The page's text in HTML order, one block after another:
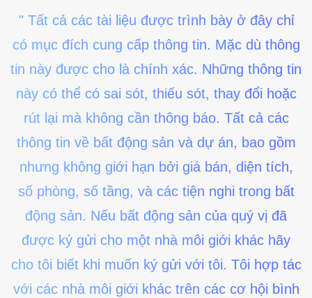
" Tất cả các tài liệu được trình bày ở đây chỉ
có mục đích cung cấp thông tin. Mặc dù thông
tin này được cho là chính xác. Những thông tin
này có thể có sai sót, thiếu sót, thay đổi hoặc
rút lại mà không cần thông báo. Tất cả các
thông tin về bất động sản và dự án, bao gồm
nhưng không giới hạn bởi giá bán, diện tích,
số phòng, số tầng, và các tiện nghi trong bất
động sản. Nếu bất động sản của quý vị đã
được ký gửi cho một nhà môi giới khác hãy
cho tôi biết khi muốn ký gửi với tôi. Tôi hợp tác
với các nhà môi giới khác trên các cơ hội bình